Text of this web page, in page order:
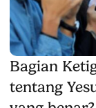
Bagian
tentang